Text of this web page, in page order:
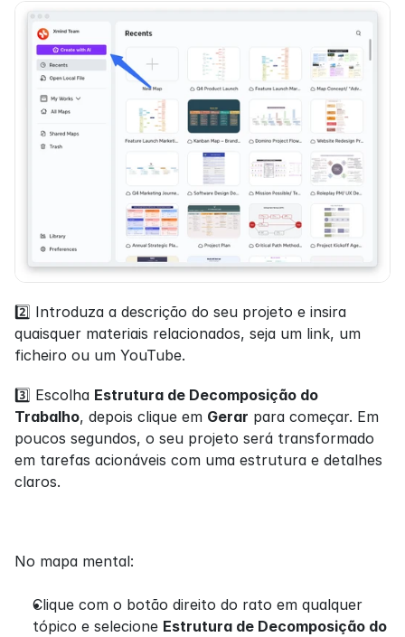
2️⃣ Introduza a descrição do seu projeto e insira
quaisquer materiais relacionados, seja um link, um
ficheiro ou um YouTube.
3️⃣ Escolha Estrutura de Decomposição do
Trabalho, depois clique em Gerar para começar. Em
poucos segundos, o seu projeto será transformado
em tarefas acionáveis com uma estrutura e detalhes
claros.
No mapa mental:
Clique com o botão direito do rato em qualquer
tópico e selecione Estrutura de Decomposição do